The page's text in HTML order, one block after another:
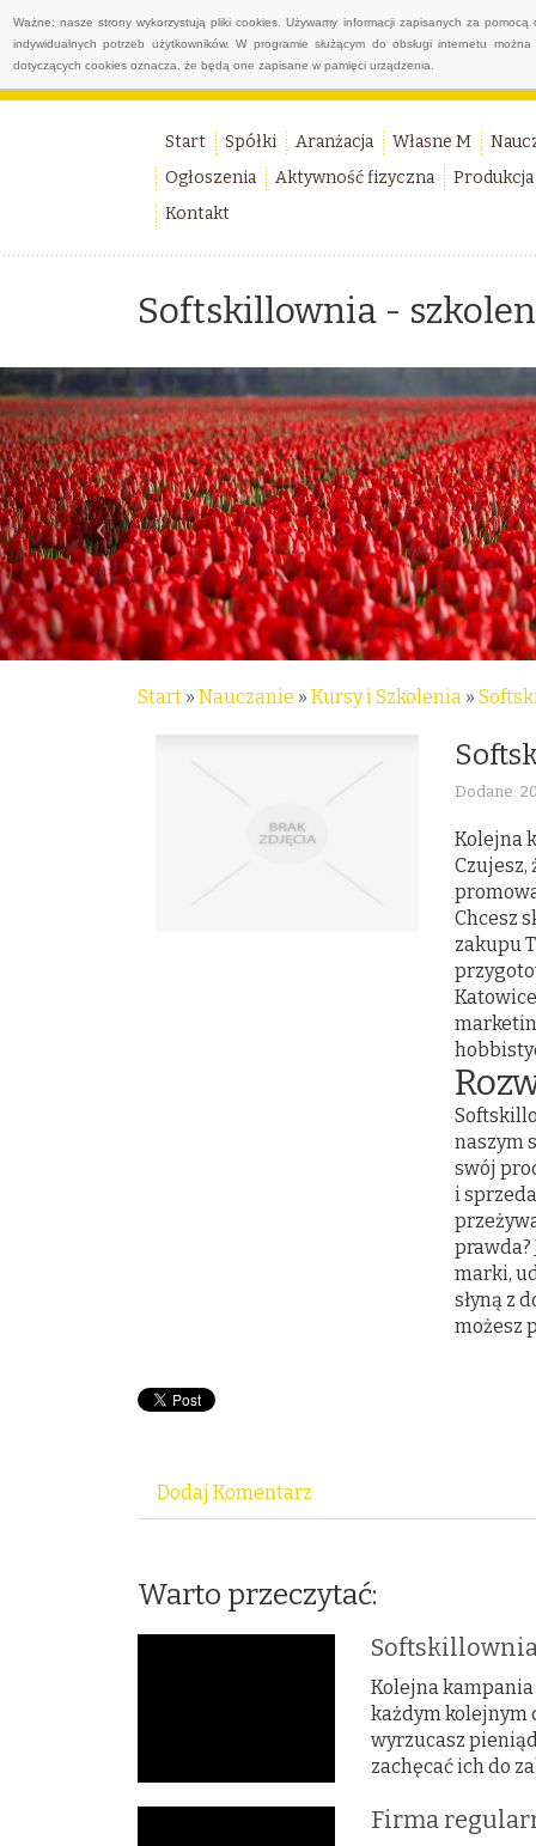
Ważne: nasze strony wykorzystują pliki cookies. Używamy informacji zapisanych za
indywidualnych potrzeb użytkowników. W programie służącym do obsługi internetu
dotyczących cookies oznacza, że będą one zapisane w pamięci urządzenia.
Start Spółki Aranżacja Własne M
Ogłoszenia
Aktywność fizyczna
Produkcja
Kontakt
Softskillownia -
Start » Nauczanie » Kursy i Szkolenia »
Dodane:
Kolejna
Czujesz,
Chcesz
zakupu
naszym
swój
i
marki,
słyną z
możesz
Dodaj Komentarz
Warto przeczytać:
Kolejna kampania
każdym kolejnym
wyrzucasz
zachęcać ich do
Firma